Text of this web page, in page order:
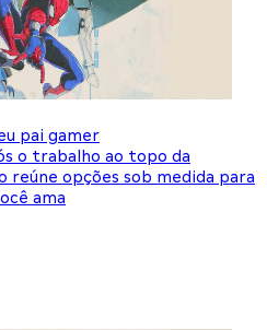
pai gamer
o trabalho ao topo da
reúne opções sob medida para
ama